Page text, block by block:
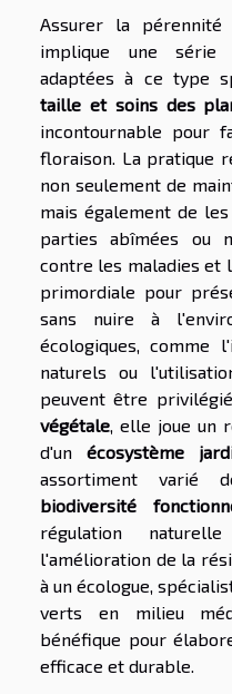
Assurer la pérennité
implique une
adaptées à ce type
taille et soins des
incontournable pour
floraison. La pratique
non seulement de
mais également de
parties abîmées ou
contre les maladies et
primordiale pour
sans nuire à
écologiques, comme
naturels ou
peuvent être
végétale , elle joue un
d'un écosystème
assortiment varié
biodiversité
régulation
l'amélioration de la
à un écologue,
verts en milieu
bénéfique pour
efficace et durable.